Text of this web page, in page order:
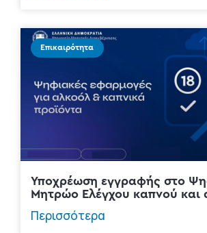
Επικαιρότητα
Υποχρέωση εγγραφής στο
Μητρώο Ελέγχου καπνού και
Περισσότερα